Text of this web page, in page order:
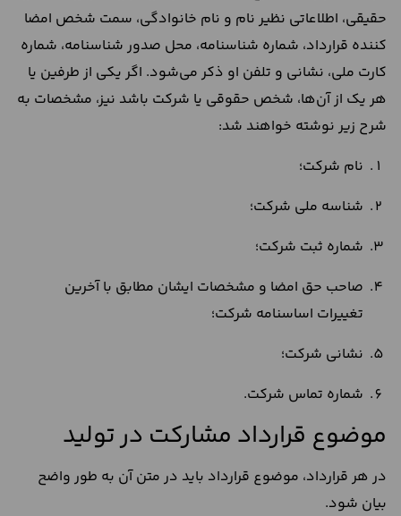
حقیقی، اطلاعاتی نظیر نام و نام خانوادگی، سمت شخص امضا
کننده قرارداد، شماره شناسنامه، محل صدور شناسنامه، شماره
کارت ملی، نشانی و تلفن او ذکر می‌شود. اگر یکی از طرفین یا
هر یک از آن‌ها، شخص حقوقی یا شرکت باشد نیز، مشخصات به
شرح زیر نوشته خواهند شد:
نام شرکت؛
شناسه ملی شرکت؛
شماره ثبت شرکت؛
صاحب حق امضا و مشخصات ایشان مطابق با آخرین
تغییرات اساسنامه شرکت؛
نشانی شرکت؛
شماره تماس شرکت.
موضوع قرارداد مشارکت در تولید
در هر قرارداد، موضوع قرارداد باید در متن آن به طور واضح
بیان شود.